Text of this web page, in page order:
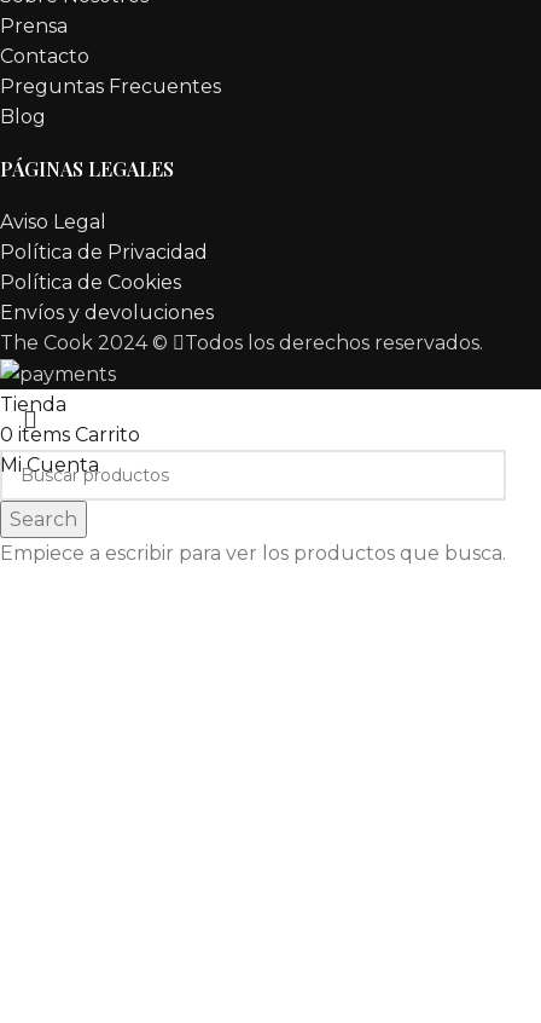
Prensa
Contacto
Preguntas Frecuentes
Blog
PÁGINAS LEGALES
Aviso Legal
Política de Privacidad
Política de Cookies
Envíos y devoluciones
The Cook 2024 ©
Todos los derechos reservados.
Search
Empiece a escribir para ver los productos que busca.
Tienda
0 items Carrito
Mi Cuenta